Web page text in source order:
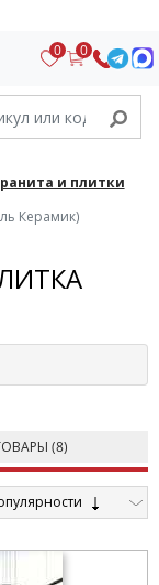
0 0
и плитки
Керамик)
(8)